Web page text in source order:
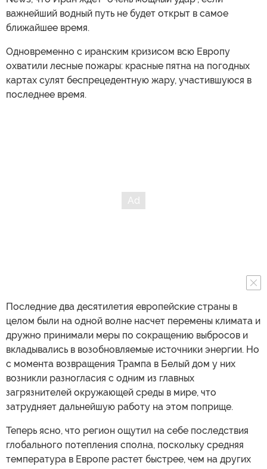
важнейший водный путь не будет открыт в самое
ближайшее время.
Одновременно с иранским кризисом всю Европу
охватили лесные пожары: красные пятна на погодных
картах сулят беспрецедентную жару, участившуюся в
последнее время.
Последние два десятилетия европейские страны в
целом были на одной волне насчет перемены климата и
дружно принимали меры по сокращению выбросов и
вкладывались в возобновляемые источники энергии. Но
с момента возвращения Трампа в Белый дом у них
возникли разногласия с одним из главных
загрязнителей окружающей среды в мире, что
затрудняет дальнейшую работу на этом поприще.
Теперь ясно, что регион ощутил на себе последствия
глобального потепления сполна, поскольку средняя
температура в Европе растет быстрее, чем на других